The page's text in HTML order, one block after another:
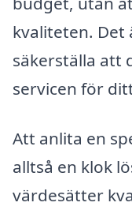
kvaliteten.
säkerställa att
servicen för
Att anlita en
alltså en klok
värdesätter